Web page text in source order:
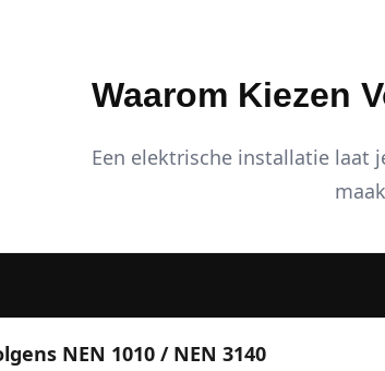
Waarom Kiezen
Een elektrische installatie laat
NEN 1010 / NEN 3140